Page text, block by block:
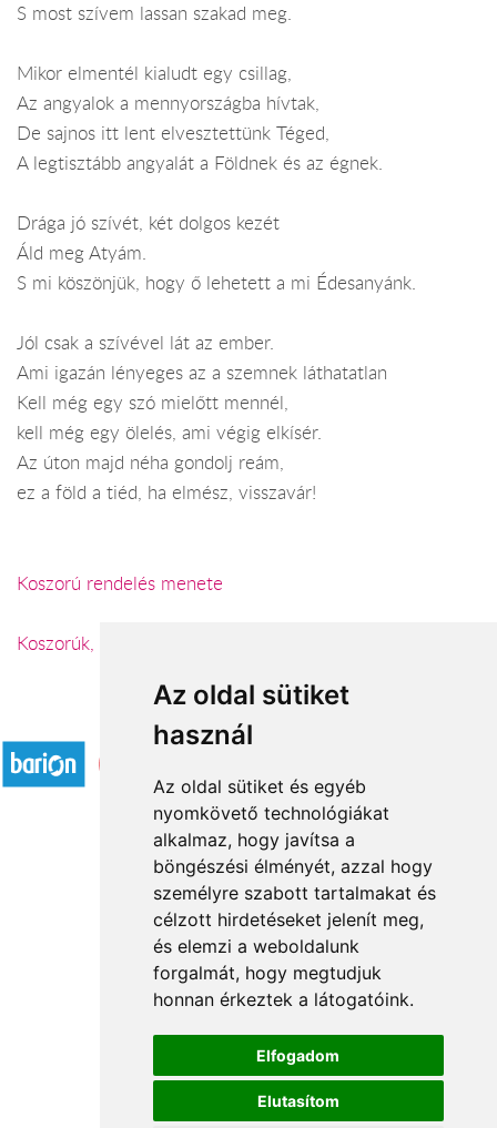
Az oldal sütiket
használ
Az oldal sütiket és egyéb
nyomkövető technológiákat
alkalmaz, hogy javítsa a
böngészési élményét, azzal hogy
személyre szabott tartalmakat és
célzott hirdetéseket jelenít meg,
és elemzi a weboldalunk
forgalmát, hogy megtudjuk
honnan érkeztek a látogatóink.
Elfogadom
Elutasítom
S most szívem lassan szakad meg.
Mikor elmentél kialudt egy csillag,
Az angyalok a mennyországba hívtak,
De sajnos itt lent elvesztettünk Téged,
A legtisztább angyalát a Földnek és az égnek.
Drága jó szívét, két dolgos kezét
Áld meg Atyám.
S mi köszönjük, hogy ő lehetett a mi Édesanyánk.
Jól csak a szívével lát az ember.
Ami igazán lényeges az a szemnek láthatatlan
Kell még egy szó mielőtt mennél,
kell még egy ölelés, ami végig elkísér.
Az úton majd néha gondolj reám,
ez a föld a tiéd, ha elmész, visszavár!
Koszorú rendelés menete
Koszorúk, sírcsokrok
Elfogadott fizetési módok
Rólunk
Általános információ
Kapcsolat
Partnereink
Virágüzletek
Á.SZ.F.
Impresszum
Adatkezelési tájékoztató